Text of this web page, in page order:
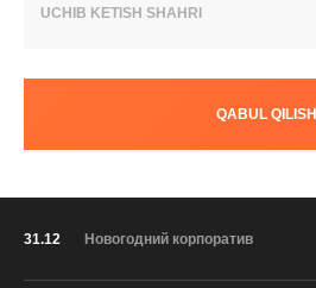
UCHIB KETISH SHAHRI
QABUL QILISH
31.12 Новогодний корпоратив